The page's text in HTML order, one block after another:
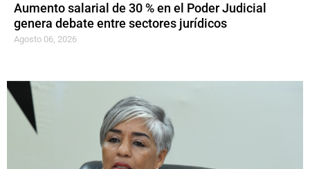
Aumento salarial de 30 % en el Poder Judicial
genera debate entre sectores jurídicos
Agosto 06, 2026